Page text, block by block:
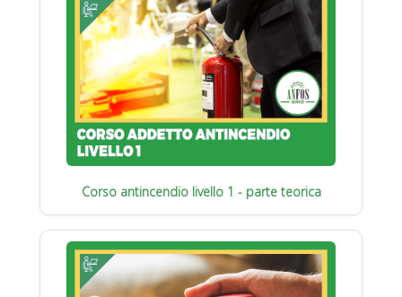
Corso antincendio livello 1 - parte teorica